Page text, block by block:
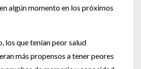
algún momento en los próximos
los que tenían peor salud
más propensos a tener peores